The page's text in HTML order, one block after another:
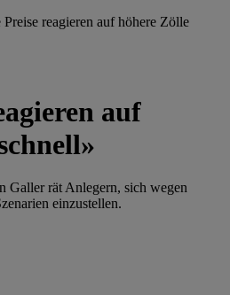
reagieren auf höhere Zölle
auf
Galler rät Anlegern, sich wegen
einzustellen.